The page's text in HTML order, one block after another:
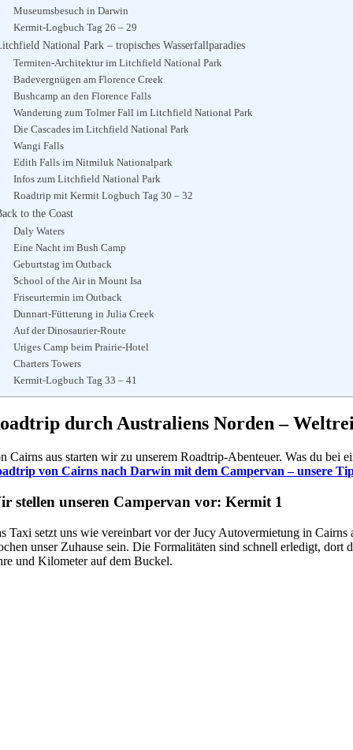
Museumsbesuch in Darwin
Kermit-Logbuch Tag 26 – 29
National Park – tropisches Wasserfallparadies
Termiten-Architektur im Litchfield National Park
Badevergnügen am Florence Creek
Bushcamp an den Florence Falls
Wanderung zum Tolmer Fall im Litchfield National Park
Die Cascades im Litchfield National Park
Wangi Falls
Edith Falls im Nitmiluk Nationalpark
Infos zum Litchfield National Park
Roadtrip mit Kermit Logbuch Tag 30 – 32
to the Coast
Daly Waters
Eine Nacht im Bush Camp
Geburtstag im Outback
School of the Air in Mount Isa
Friseurtermin im Outback
Dunnart-Fütterung in Julia Creek
Auf der Dinosaurier-Route
Uriges Camp beim Prairie-Hotel
Charters Towers
Kermit-Logbuch Tag 33 – 41
durch Australiens Norden –
Cairns aus starten wir zu unserem Roadtrip-Abenteuer. Was du bei
von Cairns nach Darwin mit dem Campervan – unsere
stellen unseren Campervan vor: Kermit 1
Taxi setzt uns wie vereinbart vor der Jucy Autovermietung in
unser Zuhause sein. Die Formalitäten sind schnell erledigt, dort
und Kilometer auf dem Buckel.